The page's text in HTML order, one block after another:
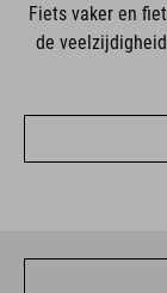
Fiets vaker en
de